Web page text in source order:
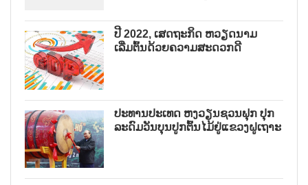
ປີ 2022, ເສດຖະກິດ ຫວຽດນາມ
ເລີ່ມຕົ້ນດ້ວຍຄວາມສະດວກດີ
ປະທານປະເທດ ຫງວຽນຊວນຟຸກ ປຸກ
ລະດົມວັນບຸນປູກຕົ້ນໄມ້ຢູ່ແຂວງຝູເຖາະ